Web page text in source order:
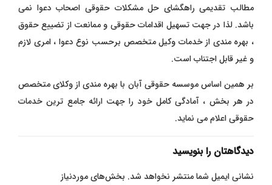
مطالب تقدیمی راهگشای حل مشکلات حقوقی اصحاب دعوا نمی
باشد. لذا در جهت تسهیل اقدامات حقوقی و ممانعت از تضییع حقوق
، بهره مندی از خدمات وکیل متخصص برحسب نوع دعوا ، امری لازم
و غیر قابل اجتناب است.
بر همین اساس موسسه حقوقی آبان با بهره مندی از وکلای متخصص
در هر بخش ، آمادگی کامل خود را جهت ارائه جامع ترین خدمات
حقوقی اعلام می نماید.
دیدگاهتان را بنویسید
نشانی ایمیل شما منتشر نخواهد شد. بخش‌های موردنیاز